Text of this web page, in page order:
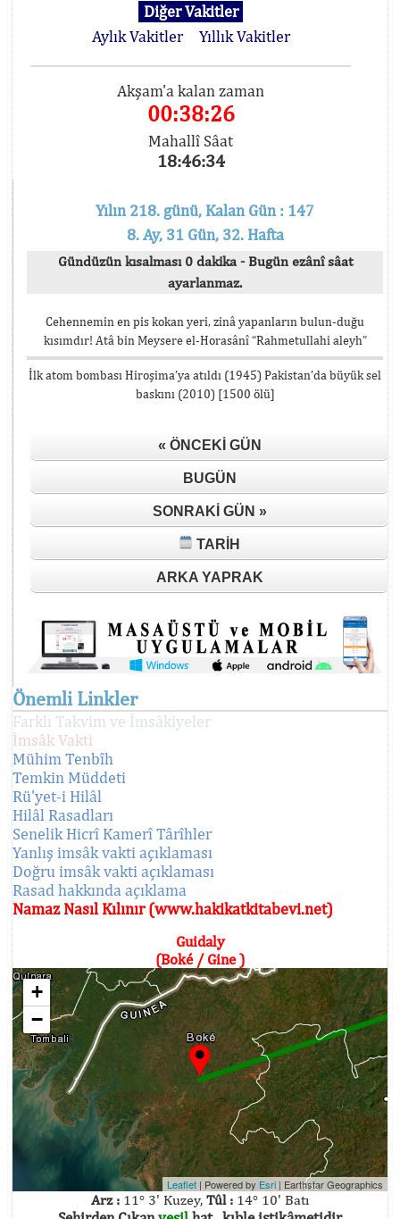
Diğer Vakitler
Aylık Vakitler
Yıllık Vakitler
Akşam'a kalan zaman
00:38:26
Mahallî Sâat
18:46:34
Yılın 218. günü, Kalan Gün : 147
8. Ay, 31 Gün, 32. Hafta
Gündüzün kısalması 0 dakika - Bugün ezânî sâat
ayarlanmaz.
Cehennemin en pis kokan yeri, zinâ yapanların bulun-duğu
kısımdır! Atâ bin Meysere el-Horasânî “Rahmetullahi aleyh”
İlk atom bombası Hiroşima’ya atıldı (1945) Pakistan’da büyük sel
baskını (2010) [1500 ölü]
« ÖNCEKI GÜN
BUGÜN
SONRAKI GÜN »
TARIH
ARKA YAPRAK
Önemli Linkler
Farklı Takvim ve İmsâkiyeler
İmsâk Vakti
Mühim Tenbîh
Temkin Müddeti
Rü'yet-i Hilâl
Hilâl Rasadları
Senelik Hicrî Kamerî Târîhler
Yanlış imsâk vakti açıklaması
Doğru imsâk vakti açıklaması
Rasad hakkında açıklama
Namaz Nasıl Kılınır (www.hakikatkitabevi.net)
Guidaly
(Boké / Gine )
+
−
Leaflet | Powered by Esri | Earthstar Geographics
Arz : 11° 3' Kuzey, Tûl : 14° 10' Batı